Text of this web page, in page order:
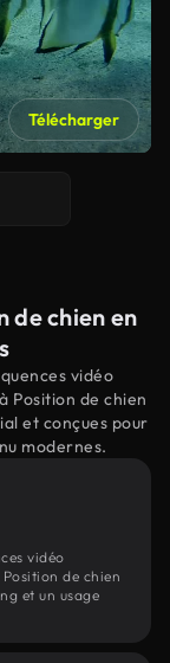
Télécharger
de chien en
vidéo
Position de chien
et conçues pour
modernes.
vidéo
de chien
et un usage